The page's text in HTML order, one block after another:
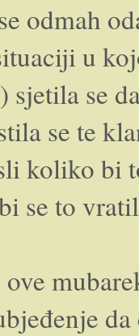
odmah
u
se
se te
koliko bi
se to